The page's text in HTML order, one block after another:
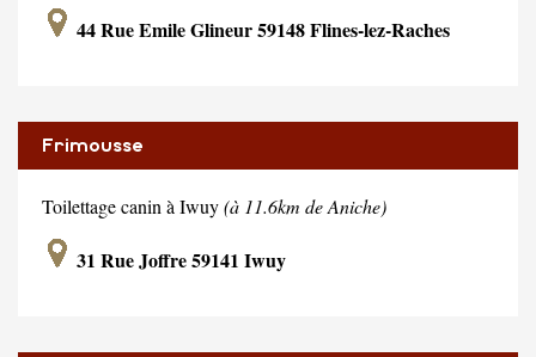
44 Rue Emile Glineur 59148 Flines-lez-Raches
Frimousse
Toilettage canin à Iwuy(à 11.6km de Aniche)
31 Rue Joffre 59141 Iwuy